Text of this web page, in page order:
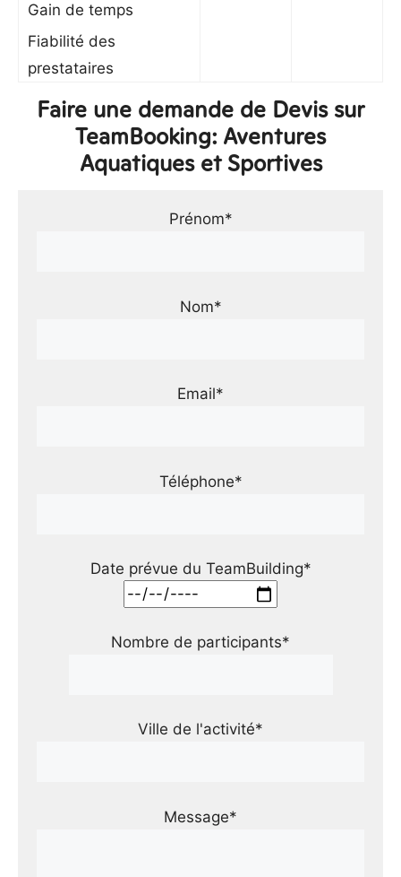
Gain de temps
Fiabilité des
prestataires
Faire une demande de Devis sur
TeamBooking: Aventures
Aquatiques et Sportives
Prénom*
Nom*
Email*
Téléphone*
Date prévue du TeamBuilding*
Nombre de participants*
Ville de l'activité*
Message*